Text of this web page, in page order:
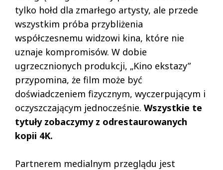
tylko hołd dla zmarłego artysty, ale przede
wszystkim próba przybliżenia
współczesnemu widzowi kina, które nie
uznaje kompromisów. W dobie
ugrzecznionych produkcji, „Kino ekstazy”
przypomina, że film może być
doświadczeniem fizycznym, wyczerpującym i
oczyszczającym jednocześnie. Wszystkie te
tytuły zobaczymy z odrestaurowanych
kopii 4K.
Partnerem medialnym przeglądu jest